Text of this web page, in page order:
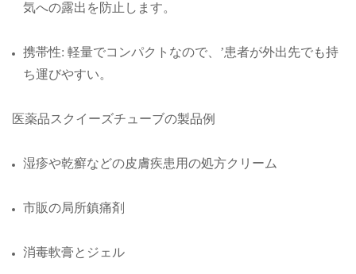
気への露出を防止します。
携帯性: 軽量でコンパクトなので、’患者が外出先でも持
ち運びやすい。
医薬品スクイーズチューブの製品例
湿疹や乾癬などの皮膚疾患用の処方クリーム
市販の局所鎮痛剤
消毒軟膏とジェル